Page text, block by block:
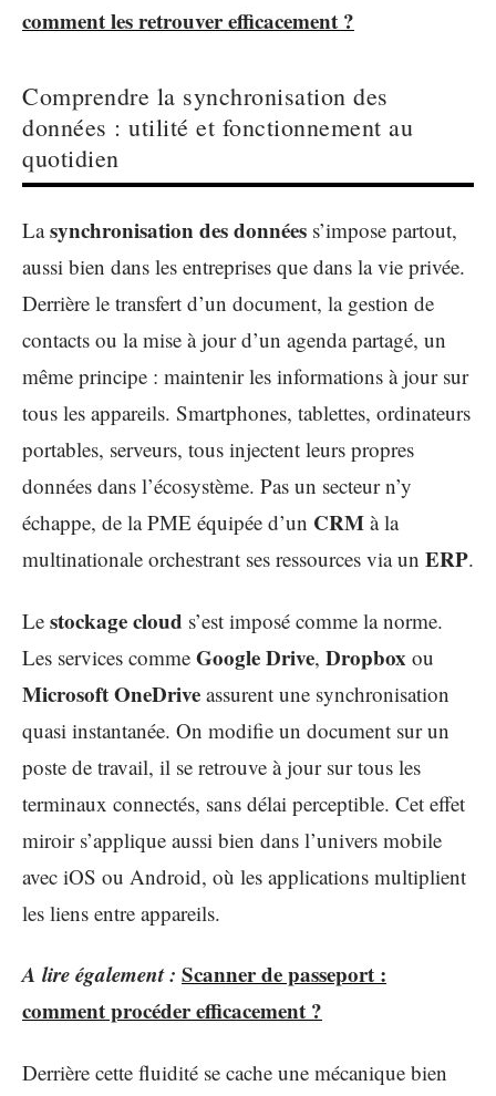
comment les retrouver efficacement ?
Comprendre la synchronisation des
données : utilité et fonctionnement au
quotidien
Lasynchronisation des données s’impose partout,
aussi bien dans les entreprises que dans la vie privée.
Derrière le transfert d’un document, la gestion de
contacts ou la mise à jour d’un agenda partagé, un
même principe : maintenir les informations à jour sur
tous les appareils. Smartphones, tablettes, ordinateurs
portables, serveurs, tous injectent leurs propres
données dans l’écosystème. Pas un secteur n’y
échappe, de la PME équipée d’un CRM à la
multinationale orchestrant ses ressources via un ERP.
Le stockage cloud s’est imposé comme la norme.
Les services comme Google Drive, Dropbox ou
Microsoft OneDrive assurent une synchronisation
quasi instantanée. On modifie un document sur un
poste de travail, il se retrouve à jour sur tous les
terminaux connectés, sans délai perceptible. Cet effet
miroir s’applique aussi bien dans l’univers mobile
avec iOS ou Android, où les applications multiplient
les liens entre appareils.
A lire également : Scanner de passeport :
comment procéder efficacement ?
Derrière cette fluidité se cache une mécanique bien